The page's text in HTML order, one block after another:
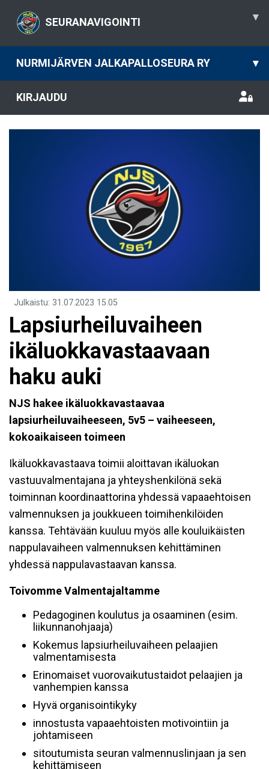
SEURANAVIGOINTI ▾
NURMIJÄRVEN JALKAPALLOSEURA RY ▾
KIRJAUDU
Julkaistu: 31.07.2023 15.05
Lapsiurheiluvaiheen
ikäluokkavastaavaan
haku auki
NJS hakee ikäluokkavastaavaa
lapsiurheiluvaiheeseen, 5v5 – vaiheeseen,
kokoaikaiseen toimeen
Ikäluokkavastaava toimii aloittavan ikäluokan
vastuuvalmentajana ja yhteyshenkilönä sekä
toiminnan koordinaattorina yhdessä vapaaehtoisen
valmennuksen ja joukkueen toimihenkilöiden
kanssa. Tehtävään kuuluu myös alle kouluikäisten
nappulavaiheen valmennuksen kehittäminen
yhdessä nappulavastaavan kanssa.
Toivomme Valmentajaltamme
Pedagoginen koulutus ja osaaminen (esim.
liikunnanohjaaja)
Kokemus lapsiurheiluvaiheen pelaajien
valmentamisesta
Erinomaiset vuorovaikutustaidot pelaajien ja
vanhempien kanssa
Hyvä organisointikyky
innostusta vapaaehtoisten motivointiin ja
johtamiseen
sitoutumista seuran valmennuslinjaan ja sen
kehittämiseen